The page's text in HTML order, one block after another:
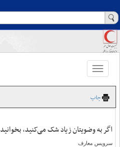
Toggle
navigation
چاپ
اگر به وضویتان زیاد شک می‌کنید، بخوانید
سرویس معارف